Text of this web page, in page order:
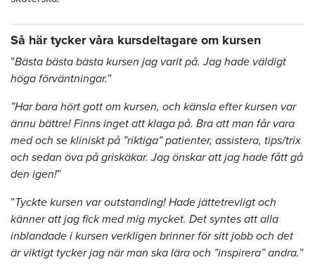
Så här tycker våra kursdeltagare om kursen
”Bästa bästa bästa kursen jag varit på. Jag hade väldigt
höga förväntningar.”
”Har bara hört gott om kursen, och känsla efter kursen var
ännu bättre! Finns inget att klaga på. Bra att man får vara
med och se kliniskt på ”riktiga” patienter, assistera, tips/trix
och sedan öva på griskäkar. Jag önskar att jag hade fått gå
den igen!”
”Tyckte kursen var outstanding! Hade jättetrevligt och
känner att jag fick med mig mycket. Det syntes att alla
inblandade i kursen verkligen brinner för sitt jobb och det
är viktigt tycker jag när man ska lära och ”inspirera” andra.”